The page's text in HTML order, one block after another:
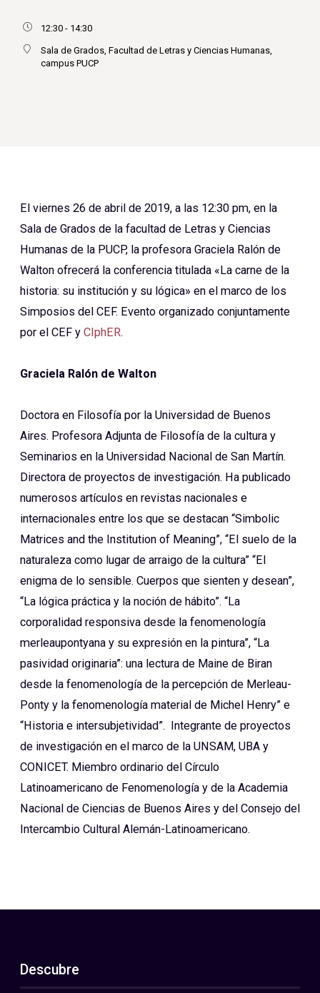
12:30 - 14:30
Sala de Grados, Facultad de Letras y Ciencias Humanas,
campus PUCP
El viernes 26 de abril de 2019, a las 12:30 pm, en la
Sala de Grados de la facultad de Letras y Ciencias
Humanas de la PUCP, la profesora Graciela Ralón de
Walton ofrecerá la conferencia titulada «La carne de la
historia: su institución y su lógica» en el marco de los
Simposios del CEF. Evento organizado conjuntamente
por el CEF y CIphER.
Graciela Ralón de Walton
Doctora en Filosofía por la Universidad de Buenos
Aires. Profesora Adjunta de Filosofía de la cultura y
Seminarios en la Universidad Nacional de San Martín.
Directora de proyectos de investigación. Ha publicado
numerosos artículos en revistas nacionales e
internacionales entre los que se destacan “Simbolic
Matrices and the Institution of Meaning”, “El suelo de la
naturaleza como lugar de arraigo de la cultura” “El
enigma de lo sensible. Cuerpos que sienten y desean”,
“La lógica práctica y la noción de hábito”. “La
corporalidad responsiva desde la fenomenología
merleaupontyana y su expresión en la pintura”, “La
pasividad originaria”: una lectura de Maine de Biran
desde la fenomenología de la percepción de Merleau-
Ponty y la fenomenología material de Michel Henry” e
“Historia e intersubjetividad”. Integrante de proyectos
de investigación en el marco de la UNSAM, UBA y
CONICET. Miembro ordinario del Círculo
Latinoamericano de Fenomenología y de la Academia
Nacional de Ciencias de Buenos Aires y del Consejo del
Intercambio Cultural Alemán-Latinoamericano.
Descubre